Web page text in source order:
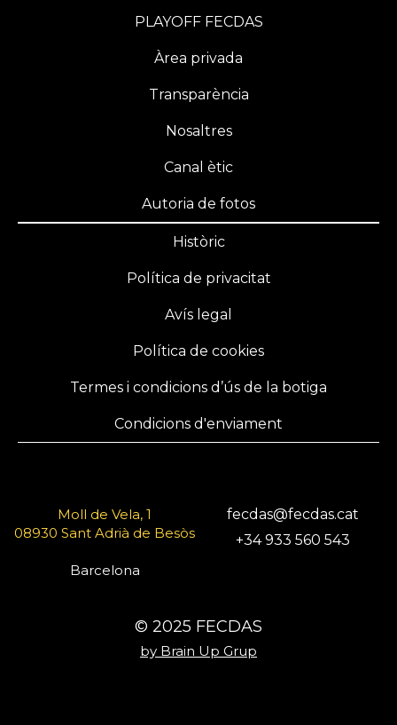
PLAYOFF FECDAS
Àrea privada
Transparència
Nosaltres
Canal ètic
Autoria de fotos
Històric
Política de privacitat
Avís legal
Política de cookies
Termes i condicions d’ús de la botiga
Condicions d'enviament
Moll de Vela, 1
08930 Sant Adrià de Besòs
Barcelona
fecdas@fecdas.cat
+34 933 560 543
© 2025 FECDAS
by Brain Up Grup